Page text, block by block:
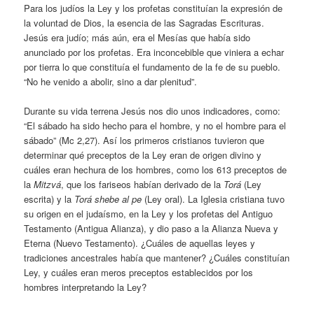
Para los judíos la Ley y los profetas constituían la expresión de
la voluntad de Dios, la esencia de las Sagradas Escrituras.
Jesús era judío; más aún, era el Mesías que había sido
anunciado por los profetas. Era inconcebible que viniera a echar
por tierra lo que constituía el fundamento de la fe de su pueblo.
“No he venido a abolir, sino a dar plenitud”.
Durante su vida terrena Jesús nos dio unos indicadores, como:
“El sábado ha sido hecho para el hombre, y no el hombre para el
sábado” (Mc 2,27). Así los primeros cristianos tuvieron que
determinar qué preceptos de la Ley eran de origen divino y
cuáles eran hechura de los hombres, como los 613 preceptos de
laMitzvá, que los fariseos habían derivado de la Torá (Ley
escrita) y la Torá shebe al pe (Ley oral). La Iglesia cristiana tuvo
su origen en el judaísmo, en la Ley y los profetas del Antiguo
Testamento (Antigua Alianza), y dio paso a la Alianza Nueva y
Eterna (Nuevo Testamento). ¿Cuáles de aquellas leyes y
tradiciones ancestrales había que mantener? ¿Cuáles constituían
Ley, y cuáles eran meros preceptos establecidos por los
hombres interpretando la Ley?